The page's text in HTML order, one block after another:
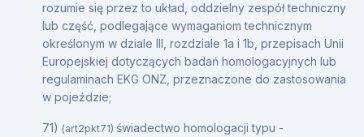
rozumie się przez to układ, oddzielny zespół techniczny
lub część, podlegające wymaganiom technicznym
określonym w dziale III, rozdziale 1a i 1b, przepisach Unii
Europejskiej dotyczących badań homologacyjnych lub
regulaminach EKG ONZ, przeznaczone do zastosowania
w pojeździe;
71) (art2pkt71) świadectwo homologacji typu -